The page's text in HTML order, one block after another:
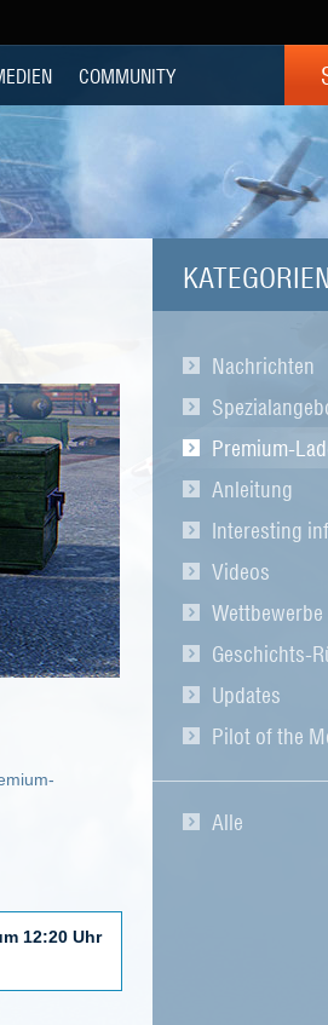
COMMUNITY
Nachrichten
Premium-
Anleitung
Interesting
Videos
Wettbewerbe
Geschichts-
Updates
Pilot of the
Alle
12:20 Uhr